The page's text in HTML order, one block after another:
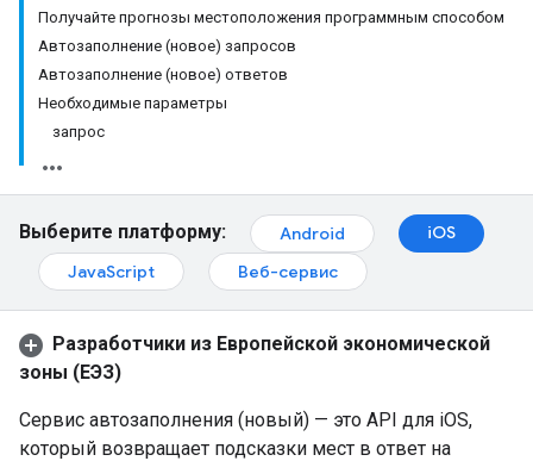
Получайте прогнозы местоположения программным способом
Автозаполнение (новое) запросов
Автозаполнение (новое) ответов
Необходимые параметры
запрос
Выберите платформу: Android
iOS
JavaScript
Веб-сервис
Разработчики из Европейской экономической
зоны (ЕЭЗ)
Сервис автозаполнения (новый) — это API для iOS,
который возвращает подсказки мест в ответ на